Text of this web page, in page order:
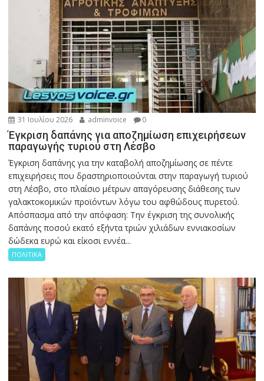
31 Ιουλίου 2026 adminvoice 0
Έγκριση δαπάνης για αποζημίωση επιχειρήσεων
παραγωγής τυριού στη Λέσβο
Έγκριση δαπάνης για την καταβολή αποζημίωσης σε πέντε
επιχειρήσεις που δραστηριοποιούνται στην παραγωγή τυριού
στη Λέσβο, στο πλαίσιο μέτρων απαγόρευσης διάθεσης των
γαλακτοκομικών προϊόντων λόγω του αφθώδους πυρετού.
Απόσπασμα από την απόφαση: Την έγκριση της συνολικής
δαπάνης ποσού εκατό εξήντα τριών χιλιάδων εννιακοσίων
δώδεκα ευρώ και είκοσι εννέα...
ΠΟΛΙΤΙΚΑ